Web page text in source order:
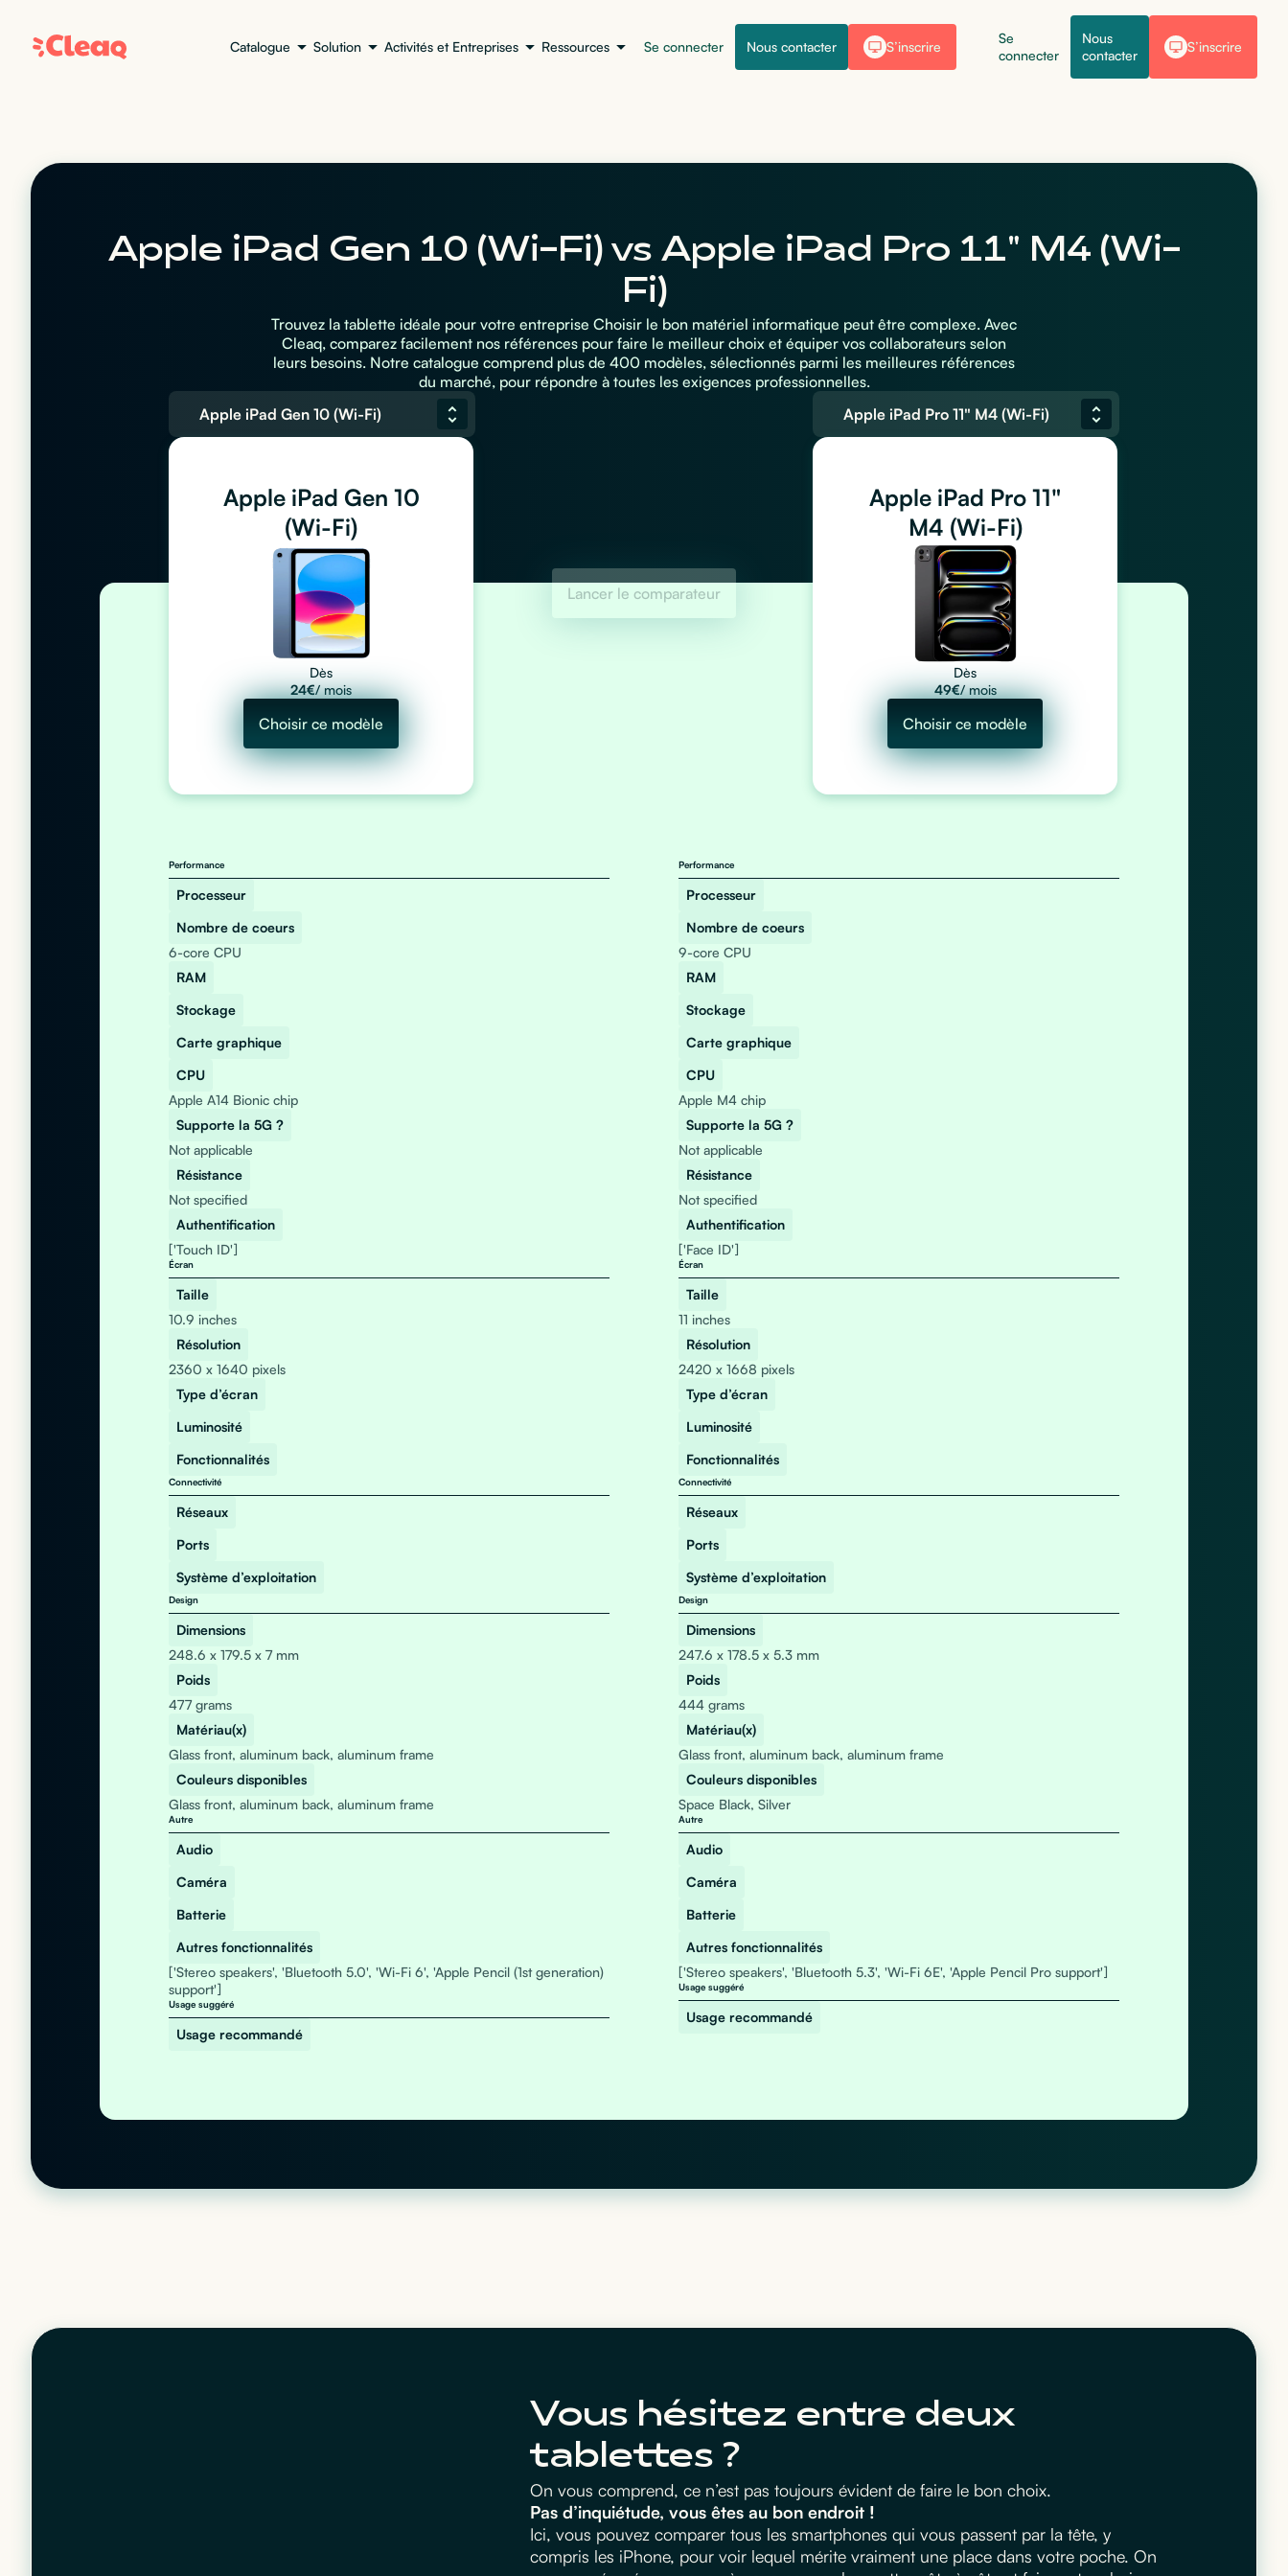
Catalogue Solution Activités et Entreprises Ressources Se connecter Nous contacter S’inscrire
Se
connecter
Nous
contacter
S’inscrire
Apple iPad Gen 10 (Wi-Fi) vs Apple iPad Pro 11" M4 (Wi-
Fi)
Trouvez la tablette idéale pour votre entreprise Choisir le bon matériel informatique peut être complexe. Avec
Cleaq, comparez facilement nos références pour faire le meilleur choix et équiper vos collaborateurs selon
leurs besoins. Notre catalogue comprend plus de 400 modèles, sélectionnés parmi les meilleures références
du marché, pour répondre à toutes les exigences professionnelles.
Apple iPad Gen 10 (Wi-Fi)
Apple iPad Gen 10
(Wi-Fi)
Dès
24€/ mois
Choisir ce modèle
Lancer le comparateur
Apple iPad Pro 11" M4 (Wi-Fi)
Apple iPad Pro 11"
M4 (Wi-Fi)
Dès
49€/ mois
Choisir ce modèle
Performance
Processeur
Nombre de coeurs
6-core CPU
RAM
Stockage
Carte graphique
CPU
Apple A14 Bionic chip
Supporte la 5G ?
Not applicable
Résistance
Not specified
Authentification
['Touch ID']
Écran
Taille
10.9 inches
Résolution
2360 x 1640 pixels
Type d’écran
Luminosité
Fonctionnalités
Connectivité
Réseaux
Ports
Système d’exploitation
Design
Dimensions
248.6 x 179.5 x 7 mm
Poids
477 grams
Matériau(x)
Glass front, aluminum back, aluminum frame
Couleurs disponibles
Glass front, aluminum back, aluminum frame
Autre
Audio
Caméra
Batterie
Autres fonctionnalités
['Stereo speakers', 'Bluetooth 5.0', 'Wi-Fi 6', 'Apple Pencil (1st generation)
support']
Usage suggéré
Usage recommandé
Performance
Processeur
Nombre de coeurs
9-core CPU
RAM
Stockage
Carte graphique
CPU
Apple M4 chip
Supporte la 5G ?
Not applicable
Résistance
Not specified
Authentification
['Face ID']
Écran
Taille
11 inches
Résolution
2420 x 1668 pixels
Type d’écran
Luminosité
Fonctionnalités
Connectivité
Réseaux
Ports
Système d’exploitation
Design
Dimensions
247.6 x 178.5 x 5.3 mm
Poids
444 grams
Matériau(x)
Glass front, aluminum back, aluminum frame
Couleurs disponibles
Space Black, Silver
Autre
Audio
Caméra
Batterie
Autres fonctionnalités
['Stereo speakers', 'Bluetooth 5.3', 'Wi-Fi 6E', 'Apple Pencil Pro support']
Usage suggéré
Usage recommandé
Vous hésitez entre deux
tablettes ?
On vous comprend, ce n’est pas toujours évident de faire le bon choix.
Pas d’inquiétude, vous êtes au bon endroit !
Ici, vous pouvez comparer tous les smartphones qui vous passent par la tête, y
compris les iPhone, pour voir lequel mérite vraiment une place dans votre poche. On